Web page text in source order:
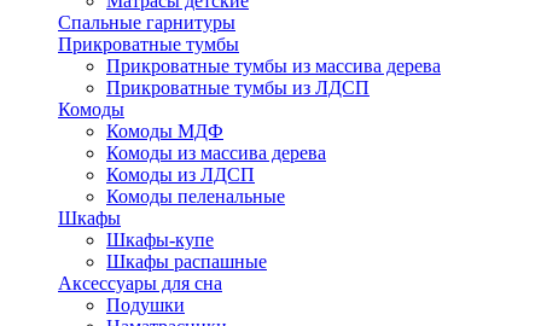
Спальные гарнитуры
Прикроватные тумбы
Прикроватные тумбы из массива дерева
Прикроватные тумбы из ЛДСП
Комоды
Комоды МДФ
Комоды из массива дерева
Комоды из ЛДСП
Комоды пеленальные
Шкафы
Шкафы-купе
Шкафы распашные
Аксессуары для сна
Подушки